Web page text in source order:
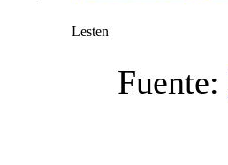
Lesten
Fuente: